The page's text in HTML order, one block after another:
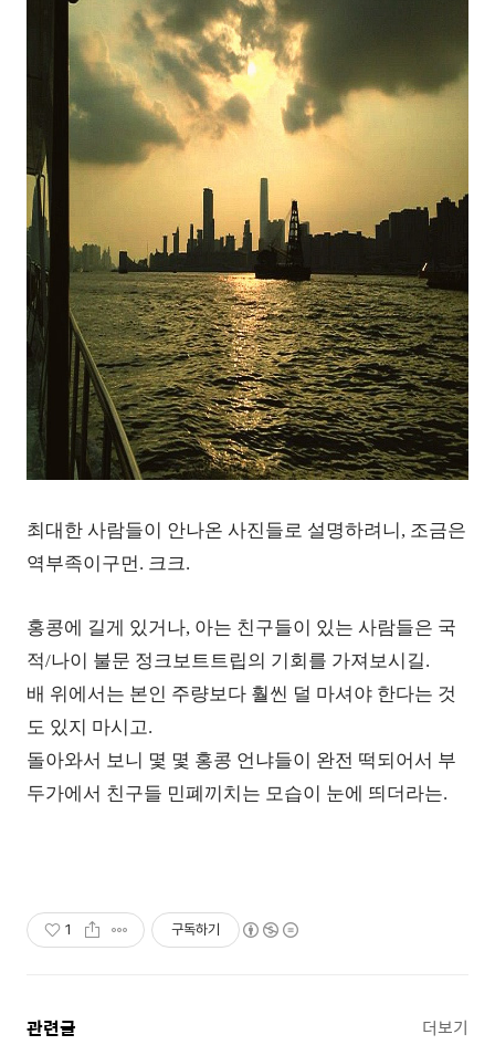
최대한 사람들이 안나온 사진들로 설명하려니, 조금은
역부족이구먼. 크크.
홍콩에 길게 있거나, 아는 친구들이 있는 사람들은 국
적/나이 불문 정크보트트립의 기회를 가져보시길.
배 위에서는 본인 주량보다 훨씬 덜 마셔야 한다는 것
도 있지 마시고.
돌아와서 보니 몇 몇 홍콩 언냐들이 완전 떡되어서 부
두가에서 친구들 민폐끼치는 모습이 눈에 띄더라는.
1 구독하기
관련글 더보기